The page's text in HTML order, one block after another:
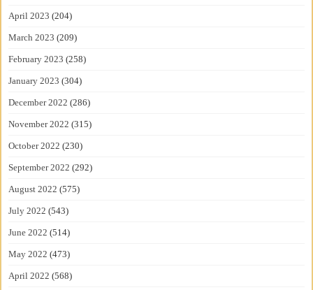
April 2023 (204)
March 2023 (209)
February 2023 (258)
January 2023 (304)
December 2022 (286)
November 2022 (315)
October 2022 (230)
September 2022 (292)
August 2022 (575)
July 2022 (543)
June 2022 (514)
May 2022 (473)
April 2022 (568)